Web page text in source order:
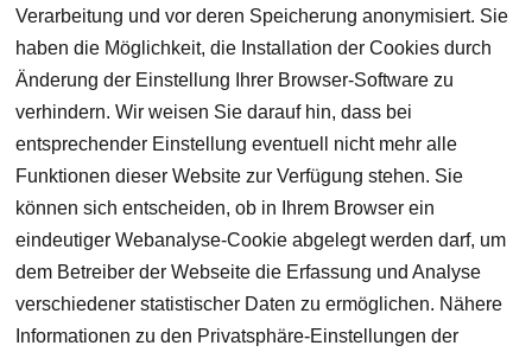
Verarbeitung und vor deren Speicherung anonymisiert. Sie
haben die Möglichkeit, die Installation der Cookies durch
Änderung der Einstellung Ihrer Browser-Software zu
verhindern. Wir weisen Sie darauf hin, dass bei
entsprechender Einstellung eventuell nicht mehr alle
Funktionen dieser Website zur Verfügung stehen. Sie
können sich entscheiden, ob in Ihrem Browser ein
eindeutiger Webanalyse-Cookie abgelegt werden darf, um
dem Betreiber der Webseite die Erfassung und Analyse
verschiedener statistischer Daten zu ermöglichen. Nähere
Informationen zu den Privatsphäre-Einstellungen der